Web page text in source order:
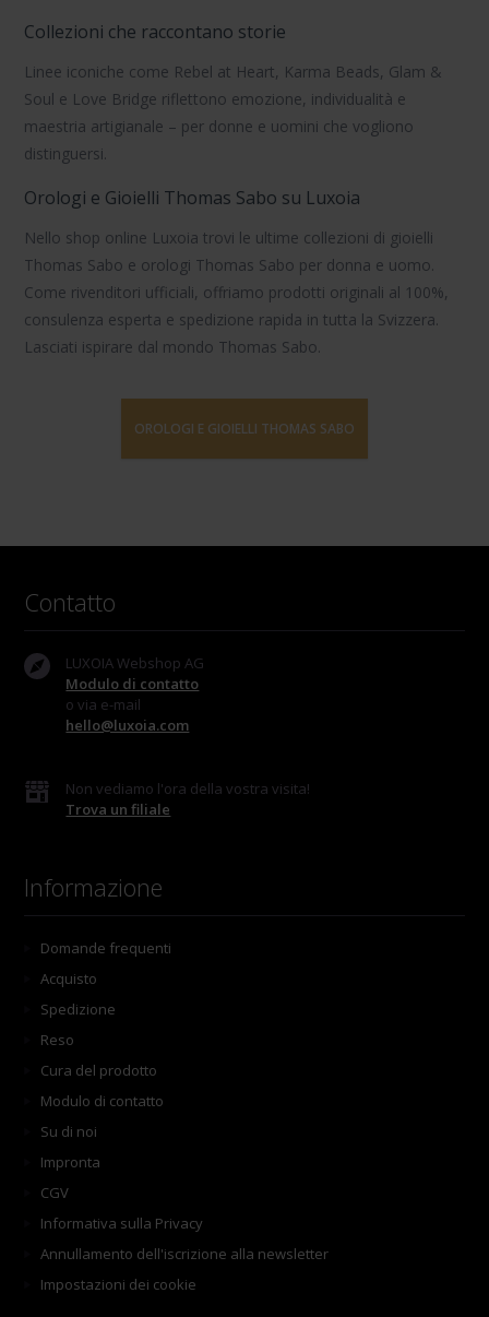
Collezioni che raccontano storie
Linee iconiche come Rebel at Heart, Karma Beads, Glam &
Soul e Love Bridge riflettono emozione, individualità e
maestria artigianale – per donne e uomini che vogliono
distinguersi.
Orologi e Gioielli Thomas Sabo su Luxoia
Nello shop online Luxoia trovi le ultime collezioni di gioielli
Thomas Sabo e orologi Thomas Sabo per donna e uomo.
Come rivenditori ufficiali, offriamo prodotti originali al 100%,
consulenza esperta e spedizione rapida in tutta la Svizzera.
Lasciati ispirare dal mondo Thomas Sabo.
OROLOGI E GIOIELLI THOMAS SABO
Contatto
LUXOIA Webshop AG
Modulo di contatto
o via e-mail
hello@luxoia.com
Non vediamo l'ora della vostra visita!
Trova un filiale
Informazione
Domande frequenti
Acquisto
Spedizione
Reso
Cura del prodotto
Modulo di contatto
Su di noi
Impronta
CGV
Informativa sulla Privacy
Annullamento dell'iscrizione alla newsletter
Impostazioni dei cookie